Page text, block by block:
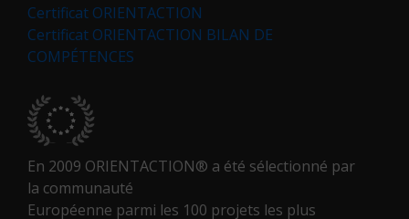
Certificat ORIENTACTION
Certificat ORIENTACTION BILAN DE
COMPÉTENCES
En 2009 ORIENTACTION® a été sélectionné par
la communauté
Européenne parmi les 100 projets les plus